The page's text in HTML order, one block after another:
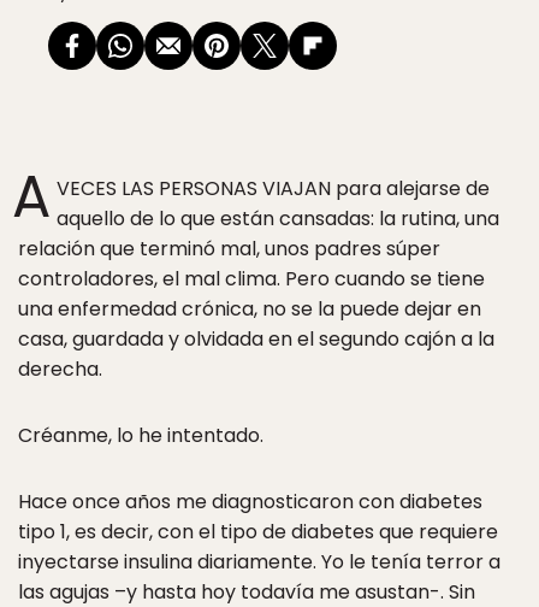
A VECES LAS PERSONAS VIAJAN para alejarse de
aquello de lo que están cansadas: la rutina, una
relación que terminó mal, unos padres súper
controladores, el mal clima. Pero cuando se tiene
una enfermedad crónica, no se la puede dejar en
casa, guardada y olvidada en el segundo cajón a la
derecha.
Créanme, lo he intentado.
Hace once años me diagnosticaron con diabetes
tipo 1, es decir, con el tipo de diabetes que requiere
inyectarse insulina diariamente. Yo le tenía terror a
las agujas –y hasta hoy todavía me asustan-. Sin